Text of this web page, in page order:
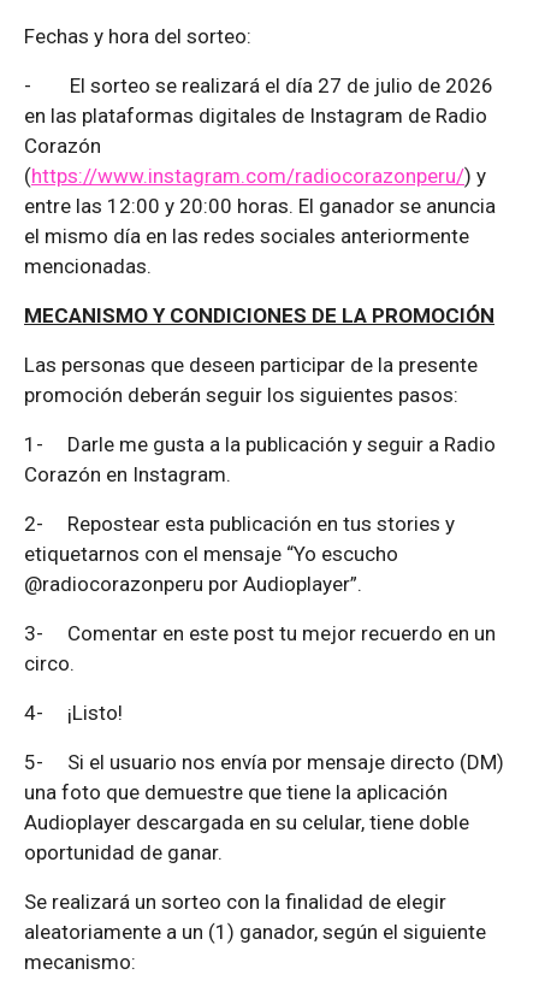
Fechas y hora del sorteo:
- El sorteo se realizará el día 27 de julio de 2026
en las plataformas digitales de Instagram de Radio
Corazón
(https://www.instagram.com/radiocorazonperu/) y
entre las 12:00 y 20:00 horas. El ganador se anuncia
el mismo día en las redes sociales anteriormente
mencionadas.
MECANISMO Y CONDICIONES DE LA PROMOCIÓN
Las personas que deseen participar de la presente
promoción deberán seguir los siguientes pasos:
1- Darle me gusta a la publicación y seguir a Radio
Corazón en Instagram.
2- Repostear esta publicación en tus stories y
etiquetarnos con el mensaje “Yo escucho
@radiocorazonperu por Audioplayer”.
3- Comentar en este post tu mejor recuerdo en un
circo.
4- ¡Listo!
5- Si el usuario nos envía por mensaje directo (DM)
una foto que demuestre que tiene la aplicación
Audioplayer descargada en su celular, tiene doble
oportunidad de ganar.
Se realizará un sorteo con la finalidad de elegir
aleatoriamente a un (1) ganador, según el siguiente
mecanismo: